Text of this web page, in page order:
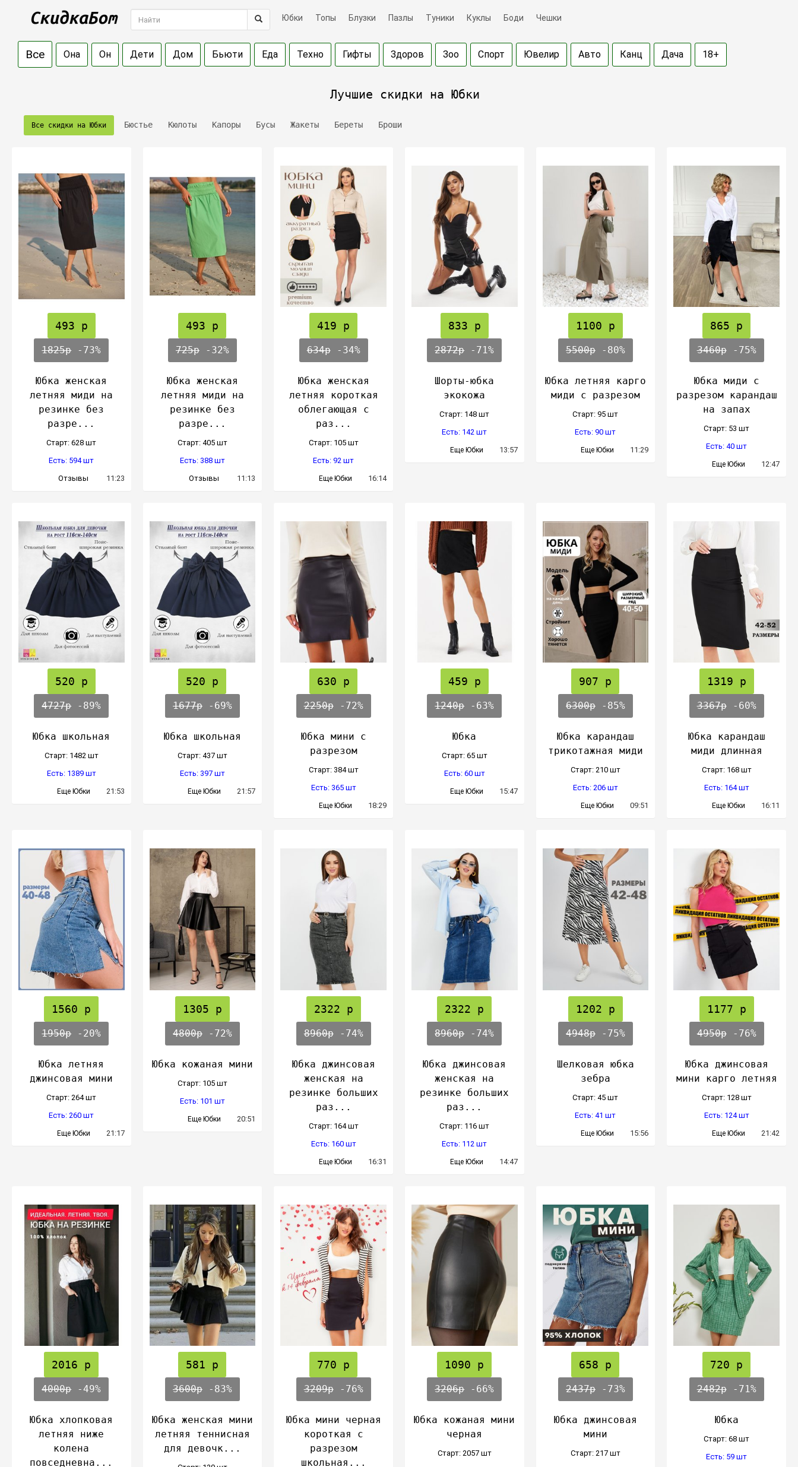
Юбки Топы Блузки Пазлы Туники Куклы Боди Чешки
Все Она Он Дети Дом Бьюти Еда Техно Гифты Здоров Зоо Спорт Ювелир Авто Канц Дача 18+
Лучшие скидки на Юбки
Все скидки на Юбки Бюстье Кюлоты Капоры Бусы Жакеты Береты Броши
493 р
1825р-73%
Юбка женская
летняя миди на
резинке без
разре...
Cтарт: 628 шт
Есть: 594 шт
Отзывы
11:23
493 р
725р-32%
Юбка женская
летняя миди на
резинке без
разре...
Cтарт: 405 шт
Есть: 388 шт
Отзывы
11:13
419 р
634р-34%
Юбка женская
летняя короткая
облегающая с
раз...
Cтарт: 105 шт
Есть: 92 шт
Еще Юбки 16:14
833 р
2872р-71%
Шорты-юбка
экокожа
Cтарт: 148 шт
Есть: 142 шт
Еще Юбки 13:57
1100 р
5500р-80%
Юбка летняя карго
миди с разрезом
Cтарт: 95 шт
Есть: 90 шт
Еще Юбки 11:29
865 р
3460р-75%
Юбка миди с
разрезом карандаш
на запах
Cтарт: 53 шт
Есть: 40 шт
Еще Юбки 12:47
520 р
4727р-89%
Юбка школьная
Cтарт: 1482 шт
Есть: 1389 шт
Еще Юбки 21:53
520 р
1677р-69%
Юбка школьная
Cтарт: 437 шт
Есть: 397 шт
Еще Юбки 21:57
630 р
2250р-72%
Юбка мини с
разрезом
Cтарт: 384 шт
Есть: 365 шт
Еще Юбки 18:29
459 р
1240р-63%
Юбка
Cтарт: 65 шт
Есть: 60 шт
Еще Юбки 15:47
907 р
6300р-85%
Юбка карандаш
трикотажная миди
Cтарт: 210 шт
Есть: 206 шт
Еще Юбки 09:51
1319 р
3367р-60%
Юбка карандаш
миди длинная
Cтарт: 168 шт
Есть: 164 шт
Еще Юбки 16:11
1560 р
1950р-20%
Юбка летняя
джинсовая мини
Cтарт: 264 шт
Есть: 260 шт
Еще Юбки 21:17
1305 р
4800р-72%
Юбка кожаная мини
Cтарт: 105 шт
Есть: 101 шт
Еще Юбки 20:51
2322 р
8960р-74%
Юбка джинсовая
женская на
резинке больших
раз...
Cтарт: 164 шт
Есть: 160 шт
Еще Юбки 16:31
2322 р
8960р-74%
Юбка джинсовая
женская на
резинке больших
раз...
Cтарт: 116 шт
Есть: 112 шт
Еще Юбки 14:47
1202 р
4948р-75%
Шелковая юбка
зебра
Cтарт: 45 шт
Есть: 41 шт
Еще Юбки 15:56
1177 р
4950р-76%
Юбка джинсовая
мини карго летняя
Cтарт: 128 шт
Есть: 124 шт
Еще Юбки 21:42
2016 р
4000р-49%
Юбка хлопковая
летняя ниже
колена
повседневна...
581 р
3600р-83%
Юбка женская мини
летняя теннисная
для девочк...
770 р
3209р-76%
Юбка мини черная
короткая с
разрезом
школьная...
1090 р
3206р-66%
Юбка кожаная мини
черная
Cтарт: 2057 шт
658 р
2437р-73%
Юбка джинсовая
мини
Cтарт: 217 шт
720 р
2482р-71%
Юбка
Cтарт: 68 шт
Есть: 59 шт